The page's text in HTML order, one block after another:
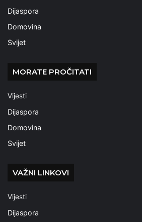
Dijaspora
Domovina
Svijet
MORATE PROČITATI
Vijesti
Dijaspora
Domovina
Svijet
VAŽNI LINKOVI
Vijesti
Dijaspora